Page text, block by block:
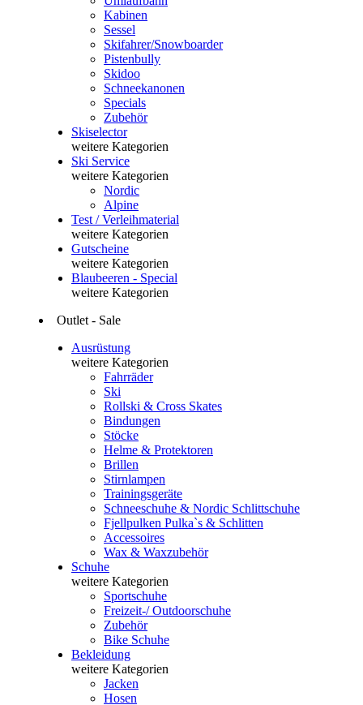
Kabinen
Sessel
Skifahrer/Snowboarder
Pistenbully
Skidoo
Schneekanonen
Specials
Zubehör
Skiselector
weitere Kategorien
Ski Service
weitere Kategorien
Nordic
Alpine
Test / Verleihmaterial
weitere Kategorien
Gutscheine
weitere Kategorien
Blaubeeren - Special
weitere Kategorien
Outlet - Sale
Ausrüstung
weitere Kategorien
Fahrräder
Ski
Rollski & Cross Skates
Bindungen
Stöcke
Helme & Protektoren
Brillen
Stirnlampen
Trainingsgeräte
Schneeschuhe & Nordic Schlittschuhe
Fjellpulken Pulka`s & Schlitten
Accessoires
Wax & Waxzubehör
Schuhe
weitere Kategorien
Sportschuhe
Freizeit-/ Outdoorschuhe
Zubehör
Bike Schuhe
Bekleidung
weitere Kategorien
Jacken
Hosen